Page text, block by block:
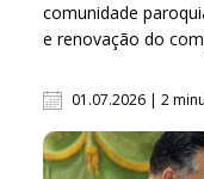
comunidade
e renovação do
01.07.2026 | 2